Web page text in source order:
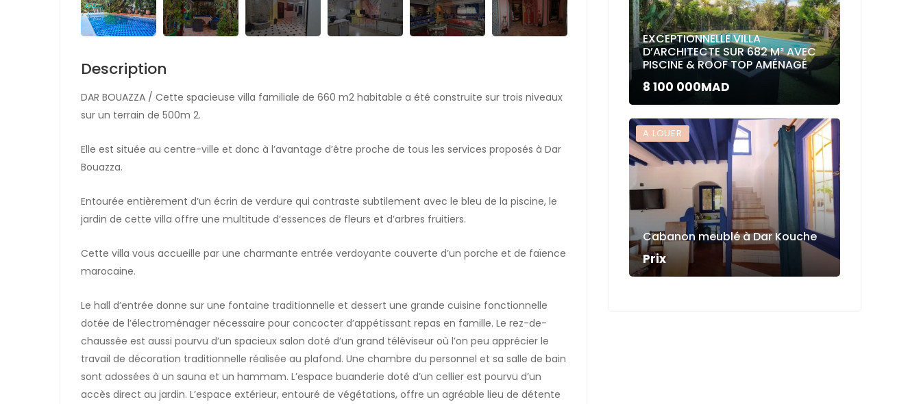
Description
DAR BOUAZZA / Cette spacieuse villa familiale de 660 m2 habitable a été construite sur trois niveaux
sur un terrain de 500m 2.
Elle est située au centre-ville et donc à l’avantage d’être proche de tous les services proposés à Dar
Bouazza.
Entourée entièrement d’un écrin de verdure qui contraste subtilement avec le bleu de la piscine, le
jardin de cette villa offre une multitude d’essences de fleurs et d’arbres fruitiers.
Cette villa vous accueille par une charmante entrée verdoyante couverte d’un porche et de faïence
marocaine.
Le hall d’entrée donne sur une fontaine traditionnelle et dessert une grande cuisine fonctionnelle
dotée de l’électroménager nécessaire pour concocter d’appétissant repas en famille. Le rez-de-
chaussée est aussi pourvu d’un spacieux salon doté d’un grand téléviseur où l’on peu apprécier le
travail de décoration traditionnelle réalisée au plafond. Une chambre du personnel et sa salle de bain
sont adossées à un sauna et un hammam. L’espace buanderie doté d’un cellier est pourvu d’un
accès direct au jardin. L’espace extérieur, entouré de végétations, offre un agréable lieu de détente
EXCEPTIONNELLE VILLA
D’ARCHITECTE SUR 682 M² AVEC
PISCINE & ROOF TOP AMÉNAGÉ
8 100 000MAD
A LOUER
Cabanon meublé à Dar Kouche
Prix